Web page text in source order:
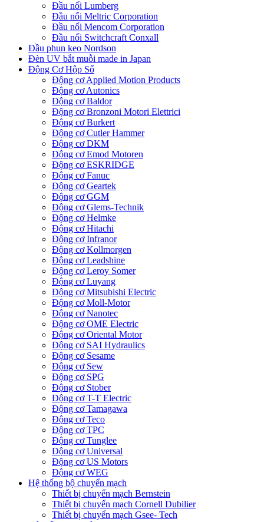
Đầu nối Lumberg
Đầu nối Meltric Corporation
Đầu nối Mencom Corporation
Đầu nối Switchcraft Conxall
Đầu phun keo Nordson
Đèn UV bắt muỗi made in Japan
Động Cơ Hộp Số
Động cơ Applied Motion Products
Động cơ Autonics
Động cơ Baldor
Động cơ Bronzoni Motori Elettrici
Động cơ Burkert
Động cơ Cutler Hammer
Động cơ DKM
Động cơ Emod Motoren
Động cơ ESKRIDGE
Động cơ Fanuc
Động cơ Geartek
Động cơ GGM
Động cơ Glems-Technik
Động cơ Helmke
Động cơ Hitachi
Động cơ Infranor
Động cơ Kollmorgen
Động cơ Leadshine
Động cơ Leroy Somer
Động cơ Luyang
Động cơ Mitsubishi Electric
Động cơ Moll-Motor
Động cơ Nanotec
Động cơ OME Electric
Động cơ Oriental Motor
Động cơ SAI Hydraulics
Động cơ Sesame
Động cơ Sew
Động cơ SPG
Động cơ Stober
Động cơ T-T Electric
Động cơ Tamagawa
Động cơ Teco
Động cơ TPC
Động cơ Tunglee
Động cơ Universal
Động cơ US Motors
Động cơ WEG
Hệ thống bộ chuyển mạch
Thiết bị chuyển mạch Bernstein
Thiết bị chuyển mạch Cornell Dubilier
Thiết bị chuyển mạch Gsee- Tech